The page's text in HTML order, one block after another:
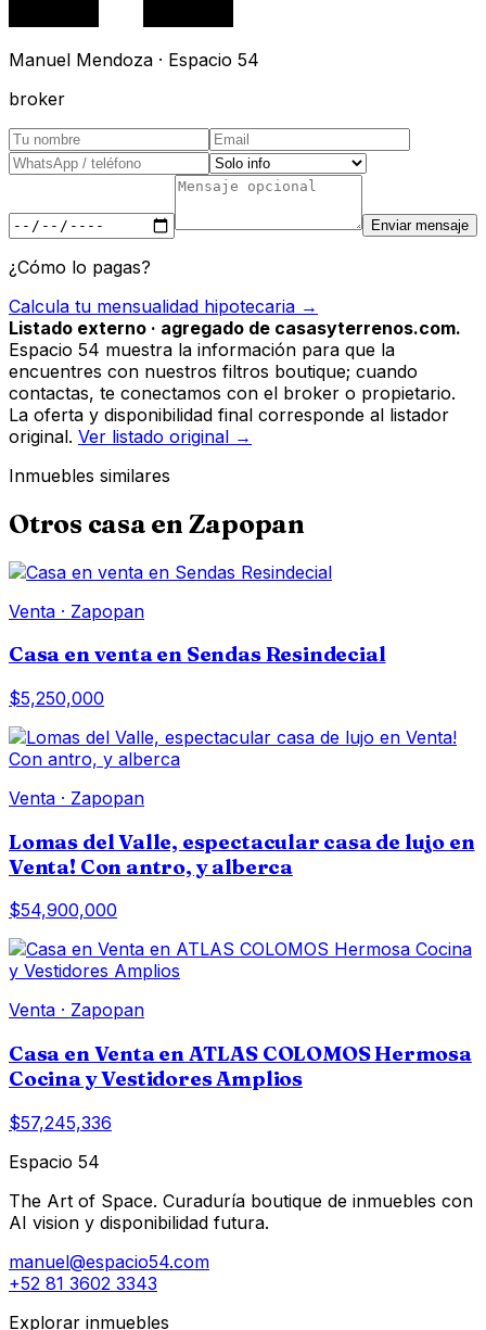
Manuel Mendoza · Espacio 54
broker
Enviar mensaje
¿Cómo lo pagas?
Calcula tu mensualidad hipotecaria →
Listado externo · agregado de casasyterrenos.com.
Espacio 54 muestra la información para que la
encuentres con nuestros filtros boutique; cuando
contactas, te conectamos con el broker o propietario.
La oferta y disponibilidad final corresponde al listador
original. Ver listado original →
Inmuebles similares
Otros casa en Zapopan
Venta · Zapopan
Casa en venta en Sendas Resindecial
$5,250,000
Venta · Zapopan
Lomas del Valle, espectacular casa de lujo en
Venta! Con antro, y alberca
$54,900,000
Venta · Zapopan
Casa en Venta en ATLAS COLOMOS Hermosa
Cocina y Vestidores Amplios
$57,245,336
Espacio 54
The Art of Space. Curaduría boutique de inmuebles con
AI vision y disponibilidad futura.
manuel@espacio54.com
+52 81 3602 3343
Explorar inmuebles